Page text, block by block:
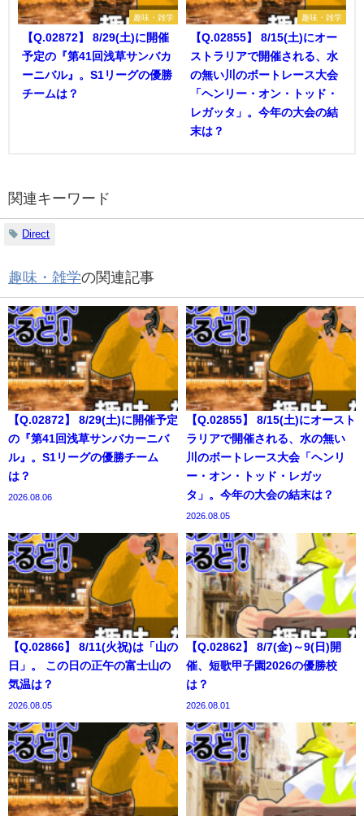
趣味・雑学
【Q.02872】 8/29(土)に開催
予定の『第41回浅草サンバカ
ーニバル』。S1リーグの優勝
チームは？
趣味・雑学
【Q.02855】 8/15(土)にオー
ストラリアで開催される、水
の無い川のボートレース大会
「ヘンリー・オン・トッド・
レガッタ」。今年の大会の結
末は？
関連キーワード
Direct
趣味・雑学の関連記事
【Q.02872】 8/29(土)に開催予定
の『第41回浅草サンバカーニバ
ル』。S1リーグの優勝チーム
は？
2026.08.06
【Q.02855】 8/15(土)にオースト
ラリアで開催される、水の無い
川のボートレース大会「ヘンリ
ー・オン・トッド・レガッ
タ」。今年の大会の結末は？
2026.08.05
【Q.02866】 8/11(火祝)は「山の
日」。 この日の正午の富士山の
気温は？
2026.08.05
【Q.02862】 8/7(金)～9(日)開
催、短歌甲子園2026の優勝校
は？
2026.08.01